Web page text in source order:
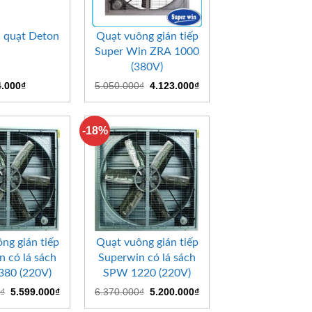
quạt Deton
₫
+
Quạt vuông gián tiếp
Super Win ZRA 1000
(380V)
5.050.000₫ Giá
là:
5.050.000₫.
4.123.000₫Giá
tại
là:
gián tiếp
có lá sách
(220V)
₫ Giá
5.599.000₫Giá
-18%
+
Quạt vuông gián tiếp
Superwin có lá sách
SPW 1220 (220V)
6.370.000₫ Giá
5.200.000₫Giá